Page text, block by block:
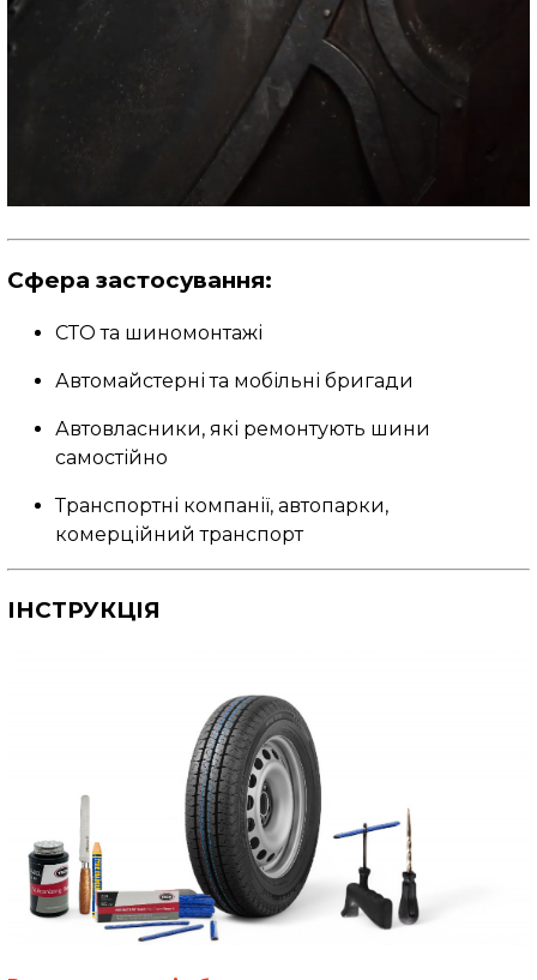
Сфера застосування:
СТО та шиномонтажі
Автомайстерні та мобільні бригади
Автовласники, які ремонтують шини
самостійно
Транспортні компанії, автопарки,
комерційний транспорт
ІНСТРУКЦІЯ